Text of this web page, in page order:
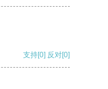
支持[0] 反对[0]